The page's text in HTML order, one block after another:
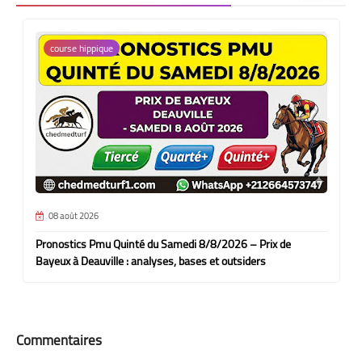
course hippique
08 août 2026
Pronostics Pmu Quinté du Samedi 8/8/2026 – Prix de
Bayeux à Deauville : analyses, bases et outsiders
Commentaires